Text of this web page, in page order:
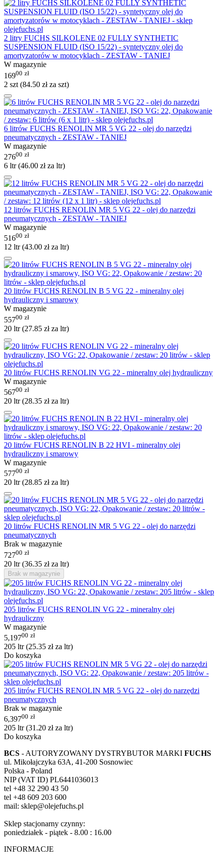
2 litry FUCHS SILKOLENE 02 FULLY SYNTHETIC
SUSPENSION FLUID (ISO 15/22) - syntetyczny olej do
amortyzatorów w motocyklach - ZESTAW - TANIEJ
W magazynie
16900 zł
2 szt (84.50 złza szt)
6 litrów FUCHS RENOLIN MR 5 VG 22 - olej do narzędzi
pneumatycznych - ZESTAW - TANIEJ
W magazynie
27600 zł
6 ltr (46.00 złza ltr)
12 litrów FUCHS RENOLIN MR 5 VG 22 - olej do narzędzi
pneumatycznych - ZESTAW - TANIEJ
W magazynie
51600 zł
12 ltr (43.00 złza ltr)
20 litrów FUCHS RENOLIN B 5 VG 22 - mineralny olej
hydrauliczny i smarowy
W magazynie
55700 zł
20 ltr (27.85 złza ltr)
20 litrów FUCHS RENOLIN VG 22 - mineralny olej hydrauliczny
W magazynie
56700 zł
20 ltr (28.35 złza ltr)
20 litrów FUCHS RENOLIN B 22 HVI - mineralny olej
hydrauliczny i smarowy
W magazynie
57700 zł
20 ltr (28.85 złza ltr)
20 litrów FUCHS RENOLIN MR 5 VG 22 - olej do narzędzi
pneumatycznych
Brak w magazynie
72700 zł
20 ltr (36.35 złza ltr)
Brak w magazynie
205 litrów FUCHS RENOLIN VG 22 - mineralny olej
hydrauliczny
W magazynie
5,19700 zł
205 ltr (25.35 złza ltr)
Do koszyka
205 litrów FUCHS RENOLIN MR 5 VG 22 - olej do narzędzi
pneumatycznych
Brak w magazynie
6,39700 zł
205 ltr (31.20 złza ltr)
Do koszyka
BCS - AUTORYZOWANY DYSTRYBUTOR MARKI FUCHS
ul. Mikołajczyka 63A, 41-200 Sosnowiec
Polska - Poland
NIP (VAT ID) PL6441036013
tel +48 32 290 43 50
tel +48 609 203 600
mail: sklep@olejefuchs.pl
Sklep stacjonarny czynny:
poniedziałek - piątek - 8.00 : 16.00
INFORMACJE